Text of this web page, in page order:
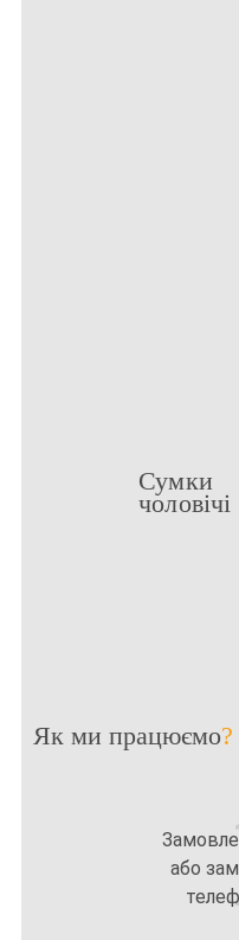
Сумки
чоловічі
Як ми працюємо?
або